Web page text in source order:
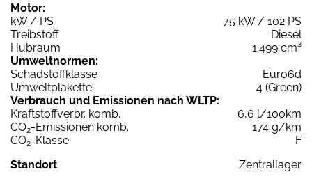
Motor:
kW / PS
75 kW / 102 PS
Treibstoff
Diesel
Hubraum
1.499 cm³
Umweltnormen:
Schadstoffklasse
Euro6d
Umweltplakette
4 (Green)
Verbrauch und Emissionen nach WLTP:
Kraftstoffverbr. komb.
6,6 l/100km
CO2-Emissionen komb.
174 g/km
CO2-Klasse
F
Standort
Zentrallager